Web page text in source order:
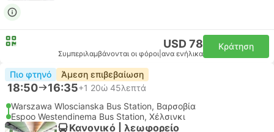
USD 78
Συμπεριλαμβάνονται οι φόροι ανα ενήλικα
Κράτηση
Πιο φτηνό Άμεση επιβεβαίωση
18:50 16:35+1 20ώ 45λεπτά
Warszawa Wloscianska Bus Station, Βαρσοβία
Espoo Westendinema Bus Station, Χέλσινκι
Κανονικό | λεωφορείο